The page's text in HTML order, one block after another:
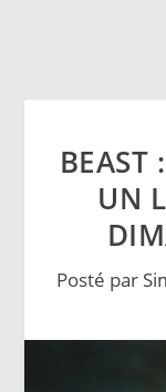
BEAST
UN
Posté par